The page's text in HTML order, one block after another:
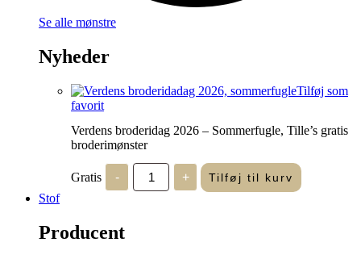
Se alle mønstre
Nyheder
Tilføj som
favorit
Verdens broderidag 2026 – Sommerfugle, Tille’s gratis
broderimønster
Gratis -
Verdens
broderidag
2026
+ Tilføj til kurv
Stof
Producent